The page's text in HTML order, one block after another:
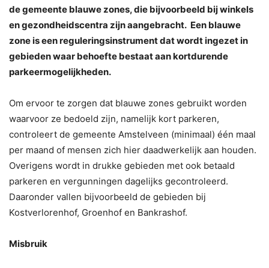
de gemeente blauwe zones, die bijvoorbeeld bij winkels
en gezondheidscentra zijn aangebracht. Een blauwe
zone is een reguleringsinstrument dat wordt ingezet in
gebieden waar behoefte bestaat aan kortdurende
parkeermogelijkheden.
Om ervoor te zorgen dat blauwe zones gebruikt worden
waarvoor ze bedoeld zijn, namelijk kort parkeren,
controleert de gemeente Amstelveen (minimaal) één maal
per maand of mensen zich hier daadwerkelijk aan houden.
Overigens wordt in drukke gebieden met ook betaald
parkeren en vergunningen dagelijks gecontroleerd.
Daaronder vallen bijvoorbeeld de gebieden bij
Kostverlorenhof, Groenhof en Bankrashof.
Misbruik